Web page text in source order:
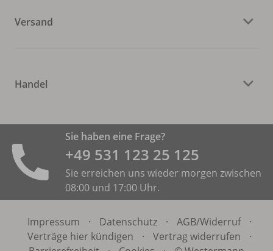
Versand
Handel
Sie haben eine Frage?
+49 531 ­123 25 125
Sie erreichen uns wieder morgen zwischen
08:00 und 17:00 Uhr.
Impressum · Datenschutz · AGB/Widerruf
·
Verträge hier kündigen
· Vertrag widerrufen
·